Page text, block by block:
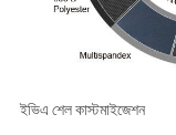
ইভিএ শেল কাস্টমাইজেশন